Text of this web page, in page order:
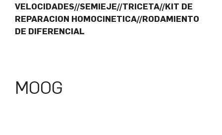
VELOCIDADES//SEMIEJE//TRICETA//KIT DE
REPARACION HOMOCINETICA//RODAMIENTO
DE DIFERENCIAL
MOOG